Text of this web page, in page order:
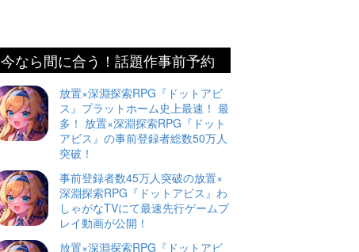
今なら間に合う！話題作事前予約
放置×深淵探索RPG『ドットアビ
ス』プラットホーム史上最速！ 最
多！ 放置×深淵探索RPG『ドット
アビス』の事前登録者総数50万人
突破！
事前登録者数45万人突破の放置×
深淵探索RPG『ドットアビス』わ
しゃがなTVにて最速先行ゲームプ
レイ動画が公開！
放置×深淵探索RPG『ドットアビ